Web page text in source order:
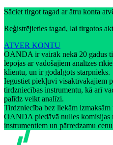
Sāciet tirgot tagad ar ātru konta
Reģistrējieties tagad, lai tirgotos
ATVER KONTU
OANDA ir vairāk nekā 20 gadus
lepojas ar vadošajiem analīzes
klientu, un ir godalgots starpnieks.
Iegūstiet piekļuvi visaktīvākajiem
tirdzniecības instrumentu, kā arī
palīdz veikt analīzi.
Tirdzniecība bez liekām
OANDA piedāvā nulles komisijas
instrumentiem un pārredzamu